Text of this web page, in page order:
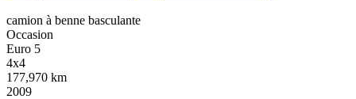
camion à benne basculante
Occasion
Euro 5
4x4
177,970 km
2009